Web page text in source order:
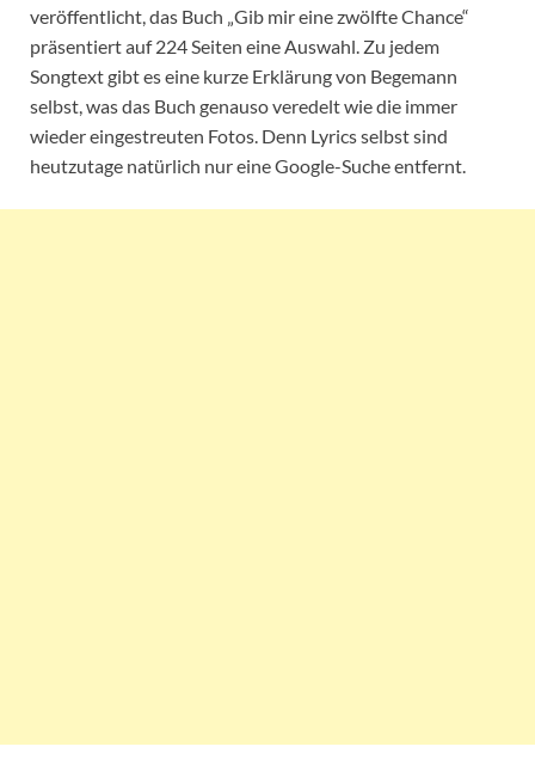
veröffentlicht, das Buch „Gib mir eine zwölfte Chance“
präsentiert auf 224 Seiten eine Auswahl. Zu jedem
Songtext gibt es eine kurze Erklärung von Begemann
selbst, was das Buch genauso veredelt wie die immer
wieder eingestreuten Fotos. Denn Lyrics selbst sind
heutzutage natürlich nur eine Google-Suche entfernt.